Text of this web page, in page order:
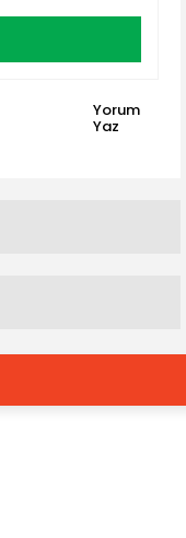
Yorum
Yaz